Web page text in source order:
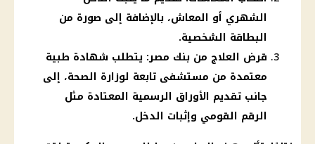
الشهري أو المعاش، بالإضافة إلى صورة من
البطاقة الشخصية.
قرض العلاج من بنك مصر: يتطلب شهادة طبية
معتمدة من مستشفى تابعة لوزارة الصحة، إلى
جانب تقديم الأوراق الرسمية المعتادة مثل
الرقم القومي وإثبات الدخل.